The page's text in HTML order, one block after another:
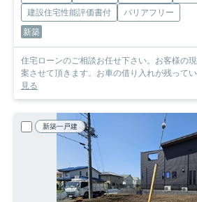
建設住宅性能評価書付
バリアフリー
新築
住宅ローンのご相談お任せ下さい。お客様の
案させて頂きます。お車の借り入れが残って
見る
新築一戸建